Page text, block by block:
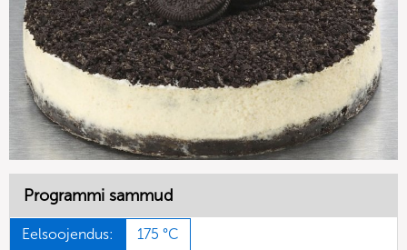
Programmi sammud
Eelsoojendus: 175 °C